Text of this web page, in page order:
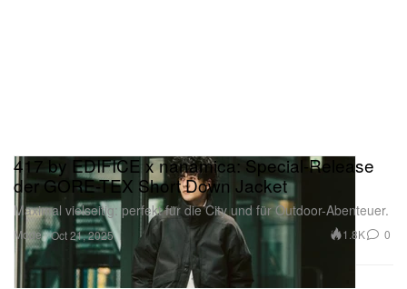
Mode
417 by EDIFICE x nanamica: Special-Release
der GORE-TEX Short Down Jacket
Maximal vielseitig: perfekt für die City und für Outdoor-Abenteuer.
Oct 21, 2025 1.8K 0